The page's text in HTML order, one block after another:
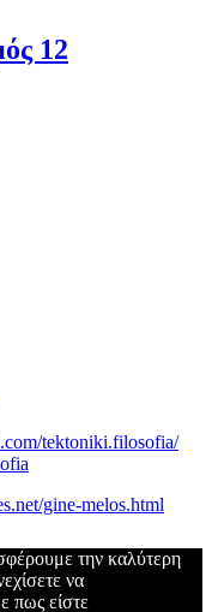
12
tektoniki.filosofia/
gine-melos.html
την καλύτερη
να
πως είστε